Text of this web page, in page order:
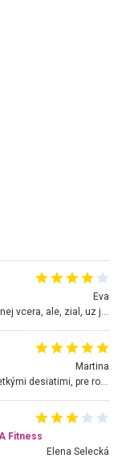
Eva
Hojdacka v Krpelanoch uz nie je, vysli sme si k nej vcera, ale, zial, uz je znicena. Ak sem planujete cestu len kvoli hojdacke, mozete si ju usetrit. Krasny vyhlad je tu vsak aj bez hojdacky :-)
Martina
Nádherné miesto ktoré odporúčam navštíviť všetkými desiatimi, pre rodiny s deťmi, dôchodcom... Proste a jednoducho ozaj rozprávkový les.. určite ešte prídeme. Odniesli sme si na pamiatku krásne tričká,
Fitness
Elena Selecká